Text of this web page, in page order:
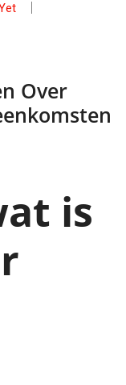
Over
is